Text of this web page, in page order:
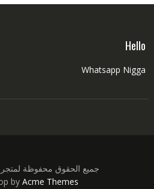
Hello
Whatsapp Nigga
جميع الحقوق محفوظة
by Acme Themes